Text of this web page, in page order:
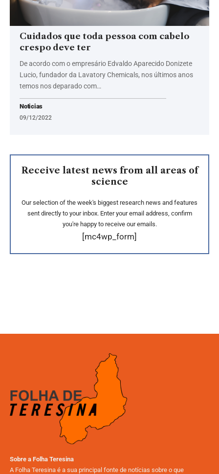
Cuidados que toda pessoa com cabelo
crespo deve ter
De acordo com o empresário Edvaldo Aparecido Donizete
Lucio, fundador da Lavatory Chemicals, nos últimos anos
temos nos deparado com…
Noticias
09/12/2022
Receive latest news from all areas of
science
Our selection of the week's biggest research news and features
sent directly to your inbox. Enter your email address, confirm
you're happy to receive our emails.
[mc4wp_form]
Sobre a Folha Teresina
A Folha Teresina é a sua principal fonte de notícias sobre o que